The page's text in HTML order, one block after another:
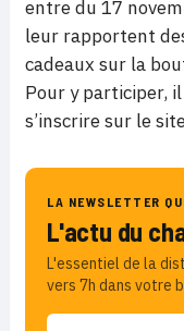
entre du 17
leur rapportent
cadeaux sur la
Pour y participer,
s’inscrire sur le
LA NEWSLETTER
L'actu du
L'essentiel de la
vers 7h dans votre